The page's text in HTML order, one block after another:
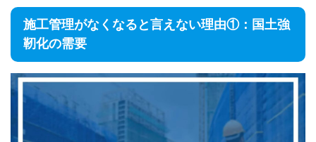
施工管理がなくなると言えない理由①：国土強
靭化の需要